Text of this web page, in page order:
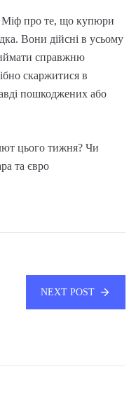
Міф про те, що купюри
Вони дійсні в усьому
справжню
скаржитися в
пошкоджених або
цього тижня? Чи
та євро
NEXT POST